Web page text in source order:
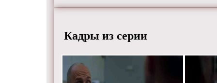
Кадры из серии